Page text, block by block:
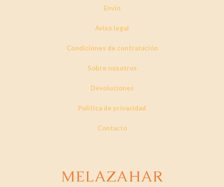
Envío
Aviso legal
Condiciones de contratación
Sobre nosotros
Devoluciones
Política de privacidad
Contacto
MELAZAHAR